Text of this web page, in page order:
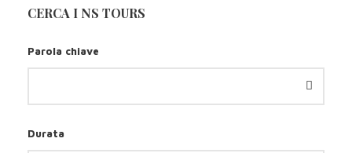
CERCA I NS TOURS
Parola chiave
Durata